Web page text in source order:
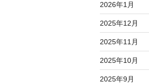
2026年1月
2025年12月
2025年11月
2025年10月
2025年9月